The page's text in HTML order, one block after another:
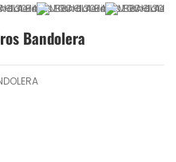
Bandolera